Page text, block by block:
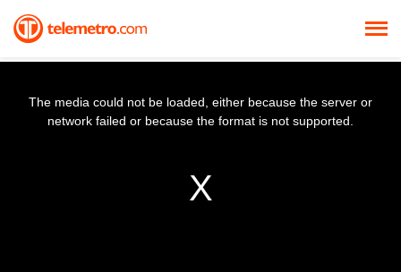
The media could not be loaded, either because the server or
network failed or because the format is not supported.